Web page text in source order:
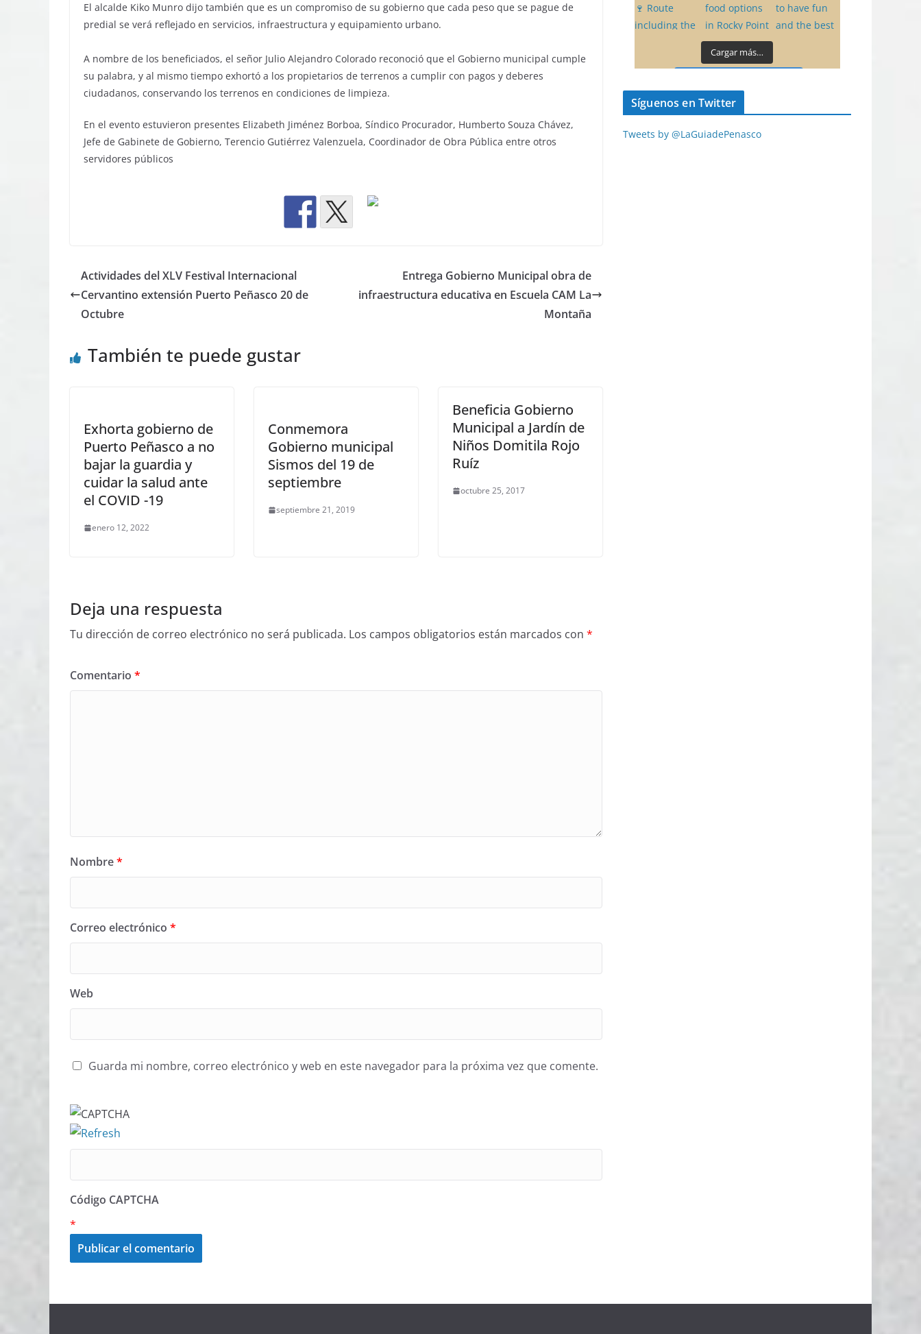
El alcalde Kiko Munro dijo también que es un compromiso de su gobierno que cada peso que se pague de
predial se verá reflejado en servicios, infraestructura y equipamiento urbano.
A nombre de los beneficiados, el señor Julio Alejandro Colorado reconoció que el Gobierno municipal cumple
su palabra, y al mismo tiempo exhortó a los propietarios de terrenos a cumplir con pagos y deberes
ciudadanos, conservando los terrenos en condiciones de limpieza.
En el evento estuvieron presentes Elizabeth Jiménez Borboa, Síndico Procurador, Humberto Souza Chávez,
Jefe de Gabinete de Gobierno, Terencio Gutiérrez Valenzuela, Coordinador de Obra Pública entre otros
servidores públicos
Actividades del XLV Festival Internacional
Cervantino extensión Puerto Peñasco 20 de
Octubre
Entrega Gobierno Municipal obra de
infraestructura educativa en Escuela CAM La
Montaña
También te puede gustar
Exhorta gobierno de
Puerto Peñasco a no
bajar la guardia y
cuidar la salud ante
el COVID -19
enero 12, 2022
Conmemora
Gobierno municipal
Sismos del 19 de
septiembre
septiembre 21, 2019
Beneficia Gobierno
Municipal a Jardín de
Niños Domitila Rojo
Ruíz
octubre 25, 2017
Deja una respuesta
Tu dirección de correo electrónico no será publicada. Los campos obligatorios están marcados con *
Comentario *
Nombre*
Correo electrónico *
Web
Guarda mi nombre, correo electrónico y web en este navegador para la próxima vez que comente.
Código CAPTCHA
*
Cargar más…
Síguenos en Twitter
Tweets by @LaGuiadePenasco